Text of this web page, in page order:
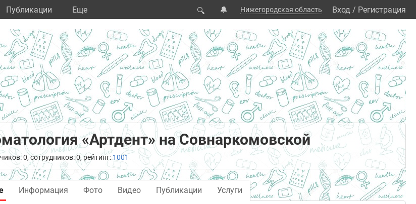
Публикации Eще 🔍 🔔 Нижегородская область Вход / Регистрация
«Артдент» на Совнаркомовской
0, сотрудников: 0, рейтинг: 1001
Информация Фото Видео Публикации Услуги